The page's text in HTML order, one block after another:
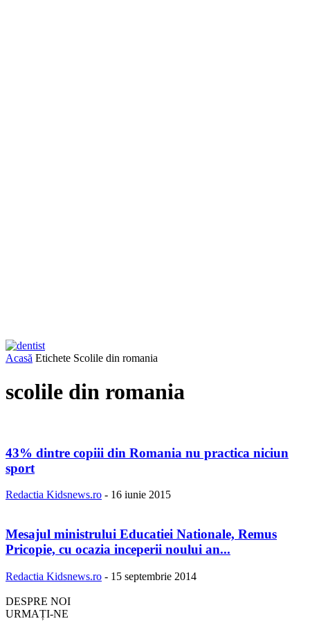
Acasă Etichete Scolile din romania
scolile din romania
43% dintre copiii din Romania nu practica niciun
sport
Redactia Kidsnews.ro - 16 iunie 2015
Mesajul ministrului Educatiei Nationale, Remus
Pricopie, cu ocazia inceperii noului an...
Redactia Kidsnews.ro - 15 septembrie 2014
DESPRE NOI
URMAȚI-NE